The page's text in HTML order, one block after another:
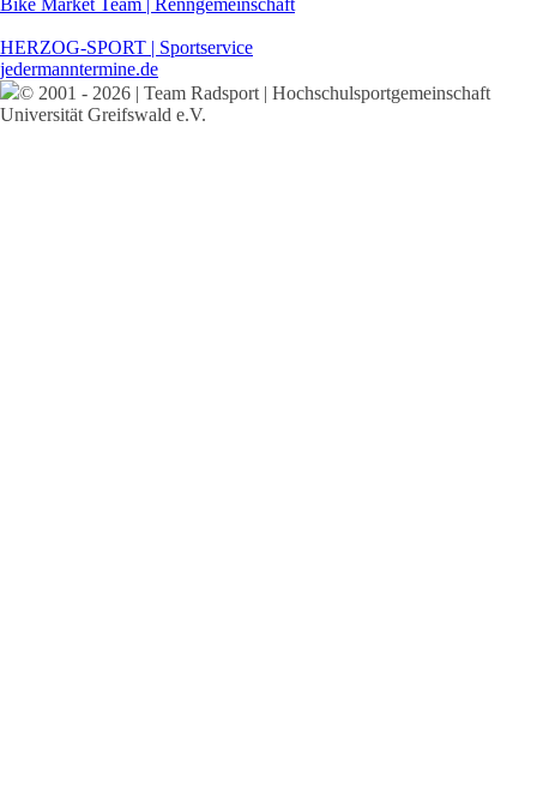
Bike Market Team | Renngemeinschaft
HERZOG-SPORT | Sportservice
jedermanntermine.de
© 2001 - 2026 | Team Radsport | Hochschulsportgemeinschaft
Universität Greifswald e.V.